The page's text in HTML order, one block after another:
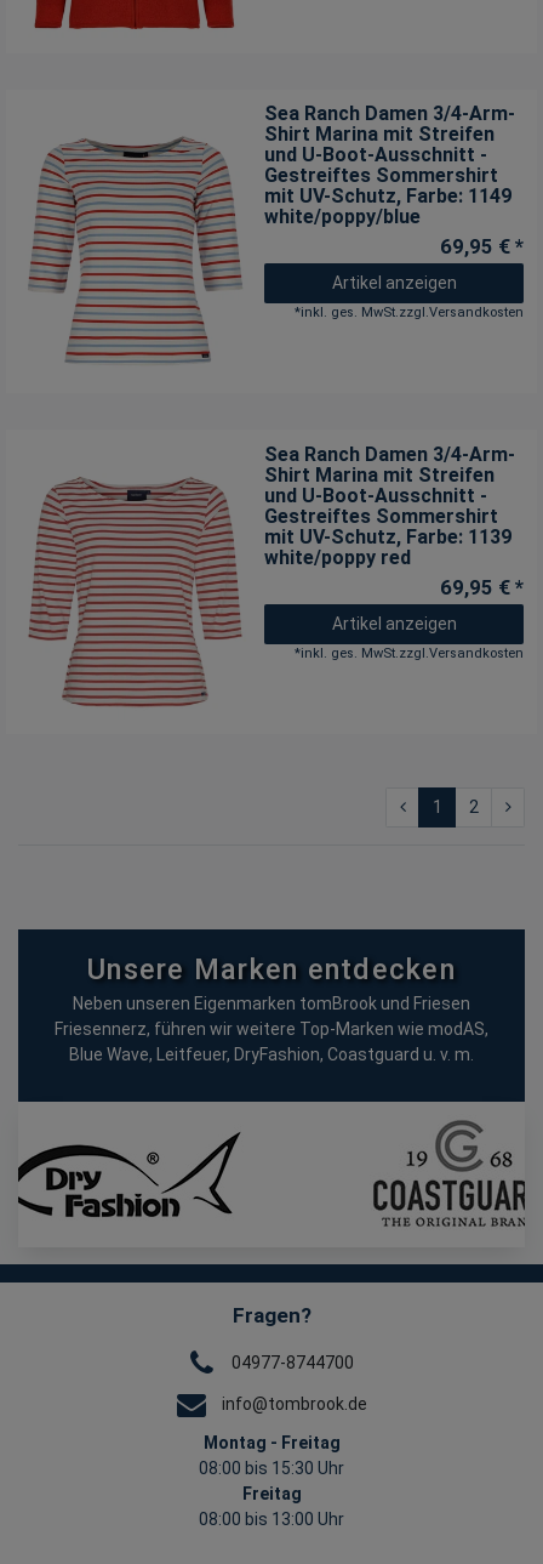
Sea Ranch Damen 3/4-Arm-
Shirt Marina mit Streifen
und U-Boot-Ausschnitt -
Gestreiftes Sommershirt
mit UV-Schutz, Farbe: 1149
white/poppy/blue
69,95 € *
Artikel anzeigen
*inkl. ges. MwSt.zzgl.Versandkosten
Sea Ranch Damen 3/4-Arm-
Shirt Marina mit Streifen
und U-Boot-Ausschnitt -
Gestreiftes Sommershirt
mit UV-Schutz, Farbe: 1139
white/poppy red
69,95 € *
Artikel anzeigen
*inkl. ges. MwSt. zzgl. Versandkosten
1 2
Unsere Marken entdecken
Neben unseren Eigenmarken tomBrook und Friesen
Friesennerz, führen wir weitere Top-Marken wie modAS,
Blue Wave, Leitfeuer, DryFashion, Coastguard u. v. m.
Fragen?
04977-8744700
info@tombrook.de
Montag - Freitag
08:00 bis 15:30 Uhr
Freitag
08:00 bis 13:00 Uhr